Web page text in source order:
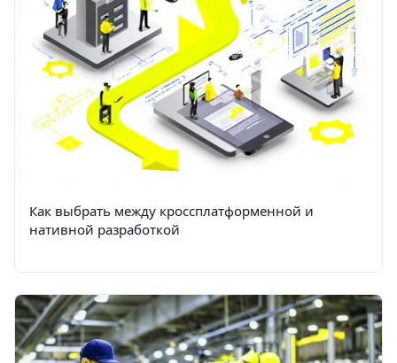
Как выбрать между кроссплатформенной и
нативной разработкой